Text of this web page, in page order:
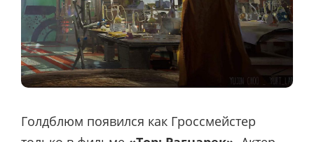
Голдблюм появился как Гроссмейстер